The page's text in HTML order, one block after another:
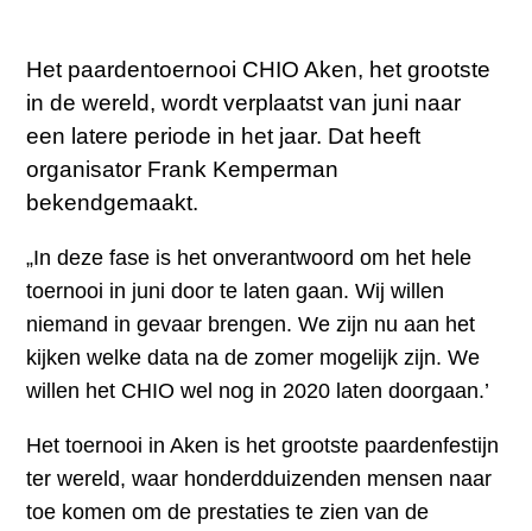
Het paardentoernooi CHIO Aken, het grootste
in de wereld, wordt verplaatst van juni naar
een latere periode in het jaar. Dat heeft
organisator Frank Kemperman
bekendgemaakt.
„In deze fase is het onverantwoord om het hele
toernooi in juni door te laten gaan. Wij willen
niemand in gevaar brengen. We zijn nu aan het
kijken welke data na de zomer mogelijk zijn. We
willen het CHIO wel nog in 2020 laten doorgaan.’
Het toernooi in Aken is het grootste paardenfestijn
ter wereld, waar honderdduizenden mensen naar
toe komen om de prestaties te zien van de